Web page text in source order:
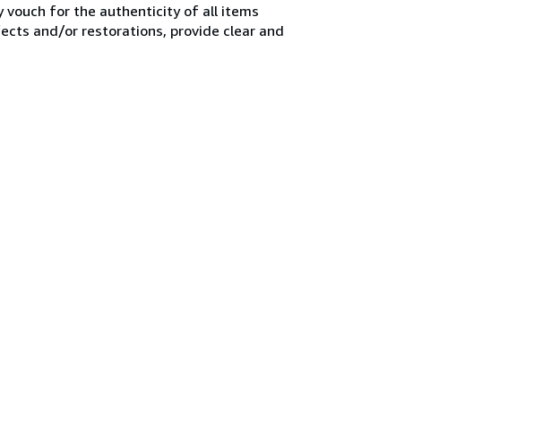
vouch for the authenticity of all items
and/or restorations, provide clear and